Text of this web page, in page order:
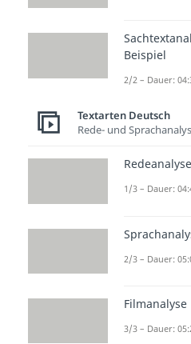
Bereits in
lyrische
was
Lyrik
„Lyra“.
Texte
Beispiel
2/2 – Dauer:
Textarten Deutsch
Rede- und
Redeanalyse
1/3 – Dauer:
2/3 – Dauer:
Filmanalyse
3/3 – Dauer: